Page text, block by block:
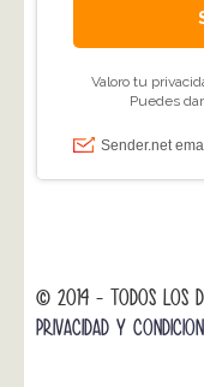
© 2014 - TODOS LOS
PRIVACIDAD Y